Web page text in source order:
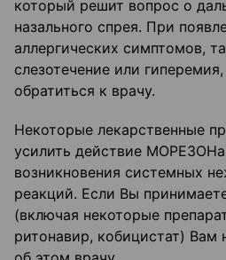
который решит вопрос о
назального спрея. При
аллергических симптомов,
слезотечение или
обратиться к врачу.
Некоторые лекарственные
усилить действие
возникновения системных
реакций. Если Вы
(включая некоторые
ритонавир, кобицистат)